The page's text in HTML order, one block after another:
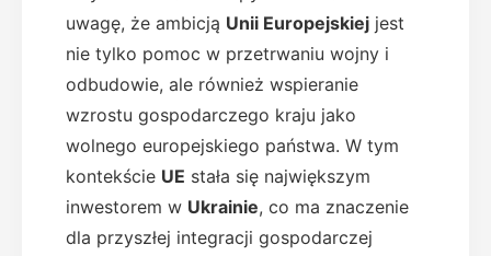
uwagę, że ambicją Unii Europejskiej jest
nie tylko pomoc w przetrwaniu wojny i
odbudowie, ale również wspieranie
wzrostu gospodarczego kraju jako
wolnego europejskiego państwa. W tym
kontekście UE stała się największym
inwestorem w Ukrainie, co ma znaczenie
dla przyszłej integracji gospodarczej